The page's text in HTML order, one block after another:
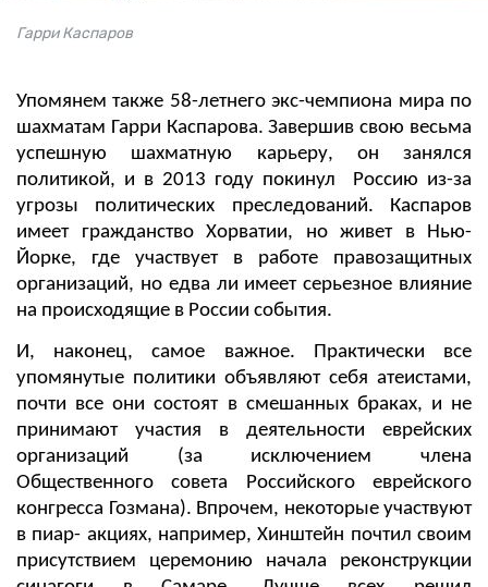
Гарри Каспаров
Упомянем также 58-летнего экс-чемпиона мира по
шахматам Гарри Каспарова. Завершив свою весьма
успешную шахматную карьеру, он занялся
политикой, и в 2013 году покинул Россию из-за
угрозы политических преследований. Каспаров
имеет гражданство Хорватии, но живет в Нью-
Йорке, где участвует в работе правозащитных
организаций, но едва ли имеет серьезное влияние
на происходящие в России события.
И, наконец, самое важное. Практически все
упомянутые политики объявляют себя атеистами,
почти все они состоят в смешанных браках, и не
принимают участия в деятельности еврейских
организаций (за исключением члена
Общественного совета Российского еврейского
конгресса Гозмана). Впрочем, некоторые участвуют
в пиар- акциях, например, Хинштейн почтил своим
присутствием церемонию начала реконструкции